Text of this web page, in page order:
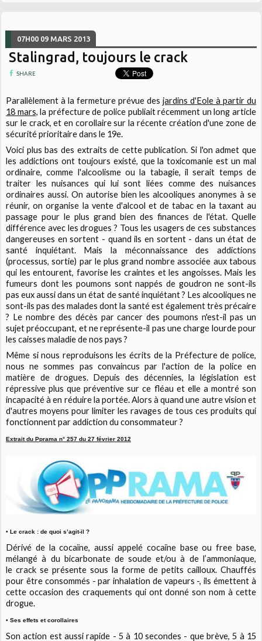
07H00 09 MARS 2013
Stalingrad, toujours le crack
SHARE
Parallèlement à la fermeture prévue des jardins d'Eole à partir du
18 mars, la préfecture de police publiait récemment un long article
sur le crack, et en corollaire sur la récente création d'une zone de
sécurité prioritaire dans le 19e.
Voici plus bas des extraits de cette publication. Si l'on admet que
les addictions ont toujours existé, que la toxicomanie est un mal
ordinaire, comme l'alcoolisme ou la tabagie, il serait temps de
traiter les nuisances qui lui sont liées comme des nuisances
ordinaires aussi. On autorise bien les alcooliques anonymes à se
réunir, on organise la vente d'alcool et de tabac en la taxant au
passage pour le plus grand bien des finances de l'état. Quelle
différence avec les drogues ? Tous les usagers de ces substances
dangereuses en sortent - quand ils en sortent - dans un état de
santé inquiétant. Mais la méconnaissance des addictions
(processus, sortie) par le plus grand nombre associée aux tabous
qui les entourent, favorise les craintes et les angoisses. Mais les
fumeurs dont les poumons sont nappés de goudron ne sont-ils
pas eux aussi dans un état de santé inquiétant ? Les alcooliques ne
sont-ils pas des malades dont la santé est également très précaire
? Le nombre des décès par cancer des poumons n'est-il pas un
sujet préoccupant, et ne représente-il pas une charge lourde pour
les caisses maladie de nos pays ?
Même si nous reproduisons les écrits de la Préfecture de police,
nous ne sommes pas convaincus par l'action de la police en
matière de drogues. Depuis des décennies, la législation est
répressive plus que préventive sur ce fléau et elle a montré son
incapacité à en réduire la portée. Alors à quand une autre vision et
d'autres moyens pour limiter les ravages de tous ces produits qui
fonctionnent par addiction du consommateur ?
Extrait du Pprama n° 257 du 27 février 2012
• Le crack : de quoi s’agit-il ?
Dérivé de la cocaïne, aussi appelé cocaïne base ou free base,
mélangé à du bicarbonate de soude et/ou à de l’ammoniaque,
le crack se présente sous la forme de petits cailloux. Chauffés
pour être consommés - par inhalation de vapeurs -, ils émettent à
cette occasion des craquements qui ont donné son nom à cette
drogue.
• Ses effets et corollaires
Son action est aussi rapide - 5 à 10 secondes - que brève, 5 à 15